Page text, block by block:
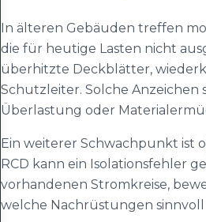
In älteren Gebäuden treffen
die für heutige Lasten nicht
überhitzte Deckblätter,
Schutzleiter. Solche
Überlastung oder
Ein weiterer Schwachpunkt ist
RCD kann ein Isolationsfehler
vorhandenen Stromkreise,
welche Nachrüstungen